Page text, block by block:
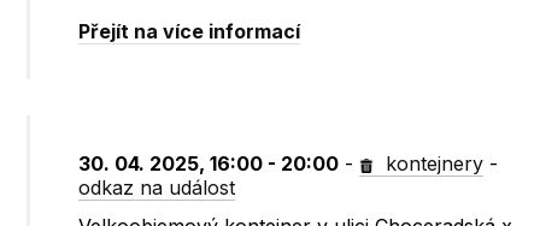
Přejít na více informací
30. 04. 2025, 16:00 - 20:00 - kontejnery -
odkaz na událost